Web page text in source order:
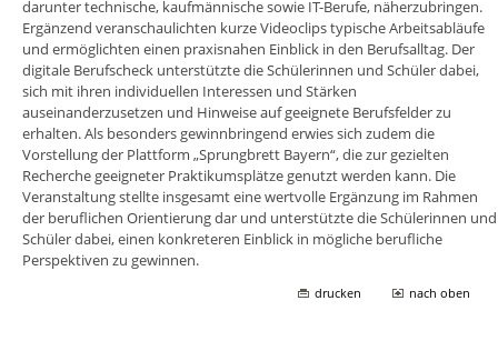
darunter technische, kaufmännische sowie IT-Berufe, näherzubringen.
Ergänzend veranschaulichten kurze Videoclips typische Arbeitsabläufe
und ermöglichten einen praxisnahen Einblick in den Berufsalltag. Der
digitale Berufscheck unterstützte die Schülerinnen und Schüler dabei,
sich mit ihren individuellen Interessen und Stärken
auseinanderzusetzen und Hinweise auf geeignete Berufsfelder zu
erhalten. Als besonders gewinnbringend erwies sich zudem die
Vorstellung der Plattform „Sprungbrett Bayern“, die zur gezielten
Recherche geeigneter Praktikumsplätze genutzt werden kann. Die
Veranstaltung stellte insgesamt eine wertvolle Ergänzung im Rahmen
der beruflichen Orientierung dar und unterstützte die Schülerinnen und
Schüler dabei, einen konkreteren Einblick in mögliche berufliche
Perspektiven zu gewinnen.
drucken nach oben